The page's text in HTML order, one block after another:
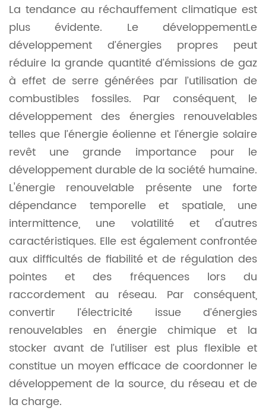
La tendance au réchauffement climatique est
plus évidente. Le développementLe
développement d’énergies propres peut
réduire la grande quantité d’émissions de gaz
à effet de serre générées par l’utilisation de
combustibles fossiles. Par conséquent, le
développement des énergies renouvelables
telles que l’énergie éolienne et l’énergie solaire
revêt une grande importance pour le
développement durable de la société humaine.
L'énergie renouvelable présente une forte
dépendance temporelle et spatiale, une
intermittence, une volatilité et d'autres
caractéristiques. Elle est également confrontée
aux difficultés de fiabilité et de régulation des
pointes et des fréquences lors du
raccordement au réseau. Par conséquent,
convertir l’électricité issue d’énergies
renouvelables en énergie chimique et la
stocker avant de l’utiliser est plus flexible et
constitue un moyen efficace de coordonner le
développement de la source, du réseau et de
la charge.